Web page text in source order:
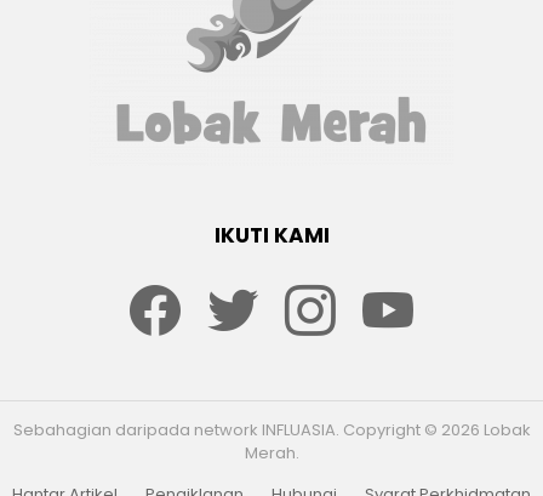
IKUTI KAMI
Sebahagian daripada network INFLUASIA. Copyright © 2026 Lobak
Merah.